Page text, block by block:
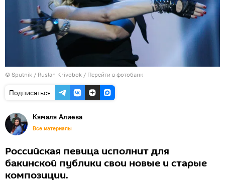
© Sputnik / Ruslan Krivobok / Перейти в фотобанк
Подписаться
Кямаля Алиева
Все материалы
Российская певица исполнит для
бакинской публики свои новые и старые
композиции.